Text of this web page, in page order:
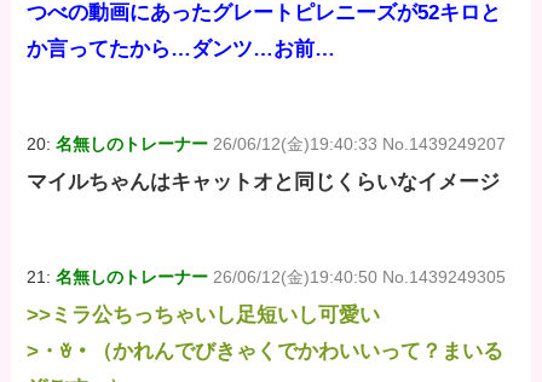
つべの動画にあったグレートピレニーズが52キロと
か言ってたから…ダンツ…お前…
20:名無しのトレーナー 26/06/12(金)19:40:33 No.1439249207
マイルちゃんはキャットオと同じくらいなイメージ
21:名無しのトレーナー 26/06/12(金)19:40:50 No.1439249305
>>ミラ公ちっちゃいし足短いし可愛い
>・ꈊ・（かれんでびきゃくでかわいいって？まいる